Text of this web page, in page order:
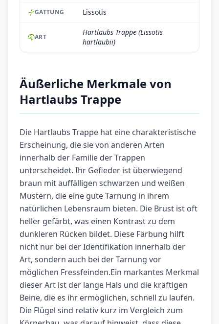
GATTUNG Lissotis
ART
Hartlaubs Trappe (Lissotis
hartlaubii)
Äußerliche Merkmale von
Hartlaubs Trappe
Die Hartlaubs Trappe hat eine charakteristische
Erscheinung, die sie von anderen Arten
innerhalb der Familie der Trappen
unterscheidet. Ihr Gefieder ist überwiegend
braun mit auffälligen schwarzen und weißen
Mustern, die eine gute Tarnung in ihrem
natürlichen Lebensraum bieten. Die Brust ist oft
heller gefärbt, was einen Kontrast zu dem
dunkleren Rücken bildet. Diese Färbung hilft
nicht nur bei der Identifikation innerhalb der
Art, sondern auch bei der Tarnung vor
möglichen Fressfeinden.Ein markantes Merkmal
dieser Art ist der lange Hals und die kräftigen
Beine, die es ihr ermöglichen, schnell zu laufen.
Die Flügel sind relativ kurz im Vergleich zum